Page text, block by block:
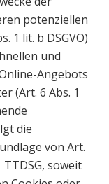
potenziellen
1 lit. b DSGVO)
und
Angebots
(Art. 6 Abs. 1
die
von Art.
TTDSG, soweit